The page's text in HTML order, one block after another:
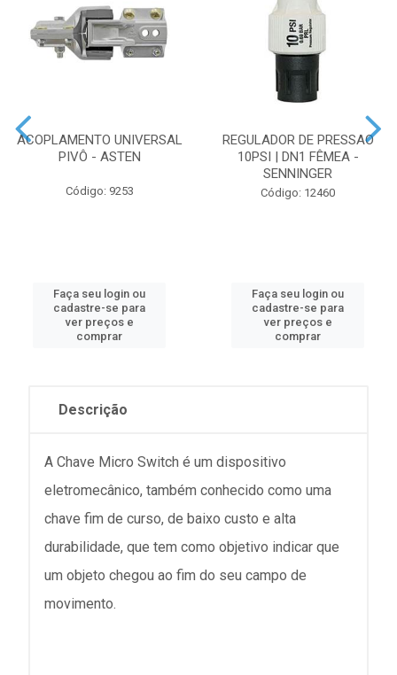
ACOPLAMENTO UNIVERSAL
PIVÔ - ASTEN
Código: 9253
Faça seu login ou
cadastre-se para
ver preços e
comprar
REGULADOR DE PRESSAO
10PSI | DN1 FÊMEA -
SENNINGER
Código: 12460
Faça seu login ou
cadastre-se para
ver preços e
comprar
Descrição
A Chave Micro Switch é um dispositivo
eletromecânico, também conhecido como uma
chave fim de curso, de baixo custo e alta
durabilidade, que tem como objetivo indicar que
um objeto chegou ao fim do seu campo de
movimento.